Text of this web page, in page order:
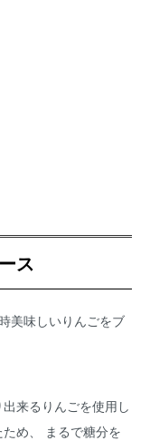
ス
美味しいりんごをブ
来るりんごを使用し
め、 まるで糖分を